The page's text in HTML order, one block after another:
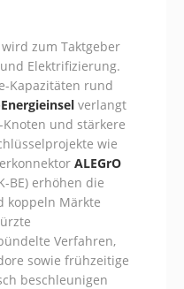
zum Taktgeber
Elektrifizierung.
Kapazitäten rund
verlangt
und stärkere
wie
ALEGrO
BE) erhöhen die
koppeln Märkte
Verfahren,
sowie frühzeitige
beschleunigen